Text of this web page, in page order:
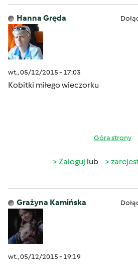
Hanna Gręda
wt., 05/12/2015 - 17:03
Kobitki miłego wieczorku
Góra strony
Zaloguj lub
Grażyna Kamińska
wt., 05/12/2015 - 19:19